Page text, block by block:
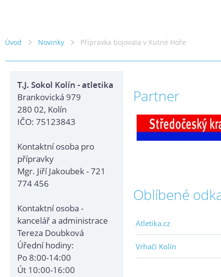
Úvod Novinky Přípravka bojovala v Kutné Hoře
T.J. Sokol Kolín - atletika
Brankovická 979
280 02, Kolín
IČO: 75123843
Kontaktní osoba pro
přípravky
Mgr. Jiří Jakoubek - 721
774 456
Kontaktní osoba -
kancelář a administrace
Tereza Doubková
Úřední hodiny:
Po 8:00-14:00
Út 10:00-16:00
Partner
Oblíbené
Atletika.cz
Vrhači Kolín